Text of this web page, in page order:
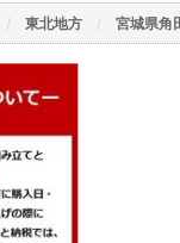
東北地方 宮城県角